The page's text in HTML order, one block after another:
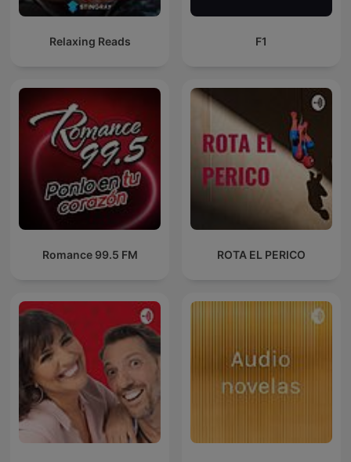
Relaxing Reads F1
Romance 99.5 FM ROTA EL PERICO